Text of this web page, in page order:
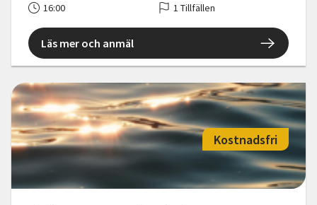
16:00
1 Tillfällen
Läs mer och anmäl
Kostnadsfri